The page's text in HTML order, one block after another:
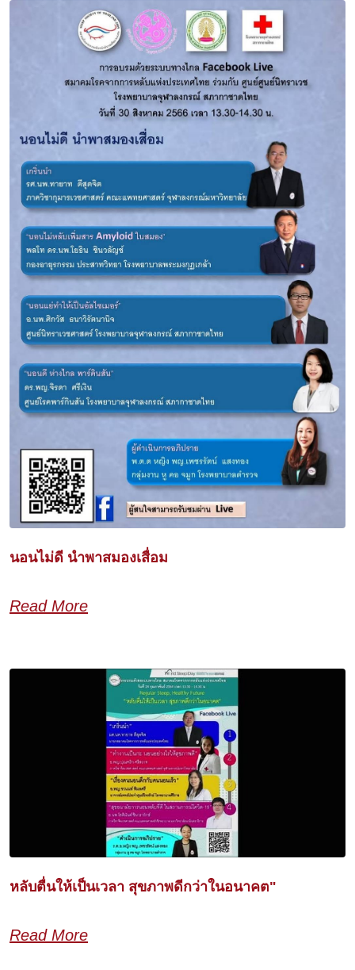
นอนไม่ดี นำพาสมองเสื่อม
Read More
หลับตื่นให้เป็นเวลา สุขภาพดีกว่าในอนาคต"
Read More